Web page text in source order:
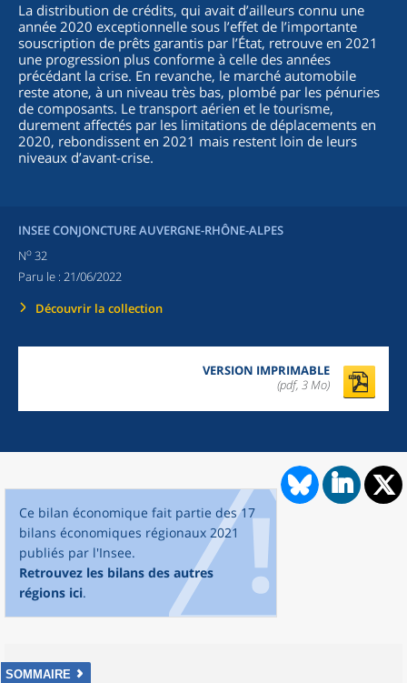
La distribution de crédits, qui avait d’ailleurs connu une
année 2020 exceptionnelle sous l’effet de l’importante
souscription de prêts garantis par l’État, retrouve en 2021
une progression plus conforme à celle des années
précédant la crise. En revanche, le marché automobile
reste atone, à un niveau très bas, plombé par les pénuries
de composants. Le transport aérien et le tourisme,
durement affectés par les limitations de déplacements en
2020, rebondissent en 2021 mais restent loin de leurs
niveaux d’avant-crise.
INSEE CONJONCTURE AUVERGNE-RHÔNE-ALPES
No 32
Paru le : 21/06/2022
Découvrir la collection
VERSION IMPRIMABLE
(pdf, 3 Mo)
Ce bilan économique fait partie des 17
bilans économiques régionaux 2021
publiés par l'Insee.
Retrouvez les bilans des autres
régions ici.
SOMMAIRE